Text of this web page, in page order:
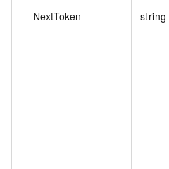
NextToken string